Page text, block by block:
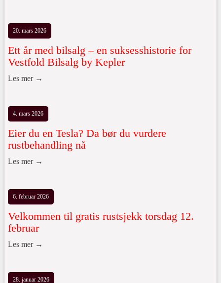
20. mars 2026
Ett år med bilsalg – en suksesshistorie for
Vestfold Bilsalg by Kepler
Les mer →
4. mars 2026
Eier du en Tesla? Da bør du vurdere
rustbehandling nå
Les mer →
6. februar 2026
Velkommen til gratis rustsjekk torsdag 12.
februar
Les mer →
28. januar 2026